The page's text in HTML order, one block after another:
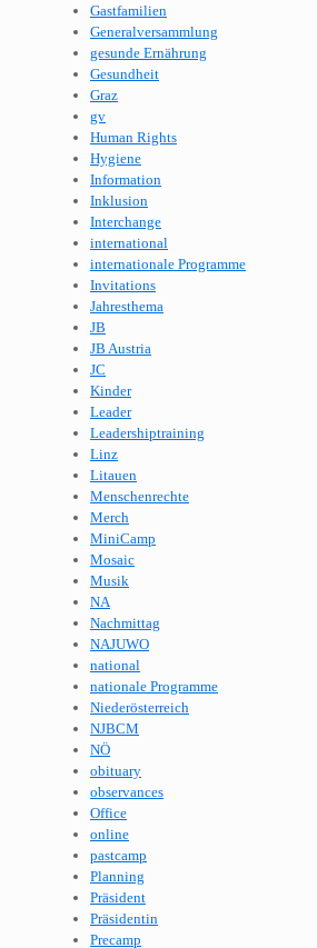
Gastfamilien
Generalversammlung
gesunde Ernährung
Gesundheit
Graz
gv
Human Rights
Hygiene
Information
Inklusion
Interchange
international
internationale Programme
Invitations
Jahresthema
JB
JB Austria
JC
Kinder
Leader
Leadershiptraining
Linz
Litauen
Menschenrechte
Merch
MiniCamp
Mosaic
Musik
NA
Nachmittag
NAJUWO
national
nationale Programme
Niederösterreich
NJBCM
NÖ
obituary
observances
Office
online
pastcamp
Planning
Präsident
Präsidentin
Precamp